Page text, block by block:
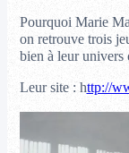
Pourquoi Marie
on retrouve trois
bien à leur univers
Leur site : http://